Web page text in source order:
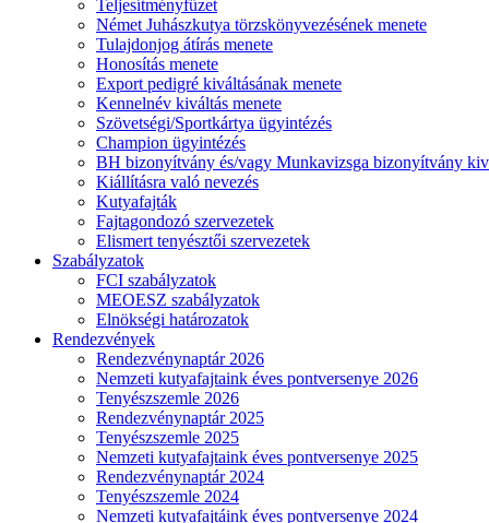
Teljesítményfűzet
Német Juhászkutya törzskönyvezésének menete
Tulajdonjog átírás menete
Honosítás menete
Export pedigré kiváltásának menete
Kennelnév kiváltás menete
Szövetségi/Sportkártya ügyintézés
Champion ügyintézés
BH bizonyítvány és/vagy Munkavizsga bizonyítvány
Kiállításra való nevezés
Kutyafajták
Fajtagondozó szervezetek
Elismert tenyésztői szervezetek
Szabályzatok
FCI szabályzatok
MEOESZ szabályzatok
Elnökségi határozatok
Rendezvények
Rendezvénynaptár 2026
Nemzeti kutyafajtaink éves pontversenye 2026
Tenyészszemle 2026
Rendezvénynaptár 2025
Tenyészszemle 2025
Nemzeti kutyafajtaink éves pontversenye 2025
Rendezvénynaptár 2024
Tenyészszemle 2024
Nemzeti kutyafajtáink éves pontversenye 2024